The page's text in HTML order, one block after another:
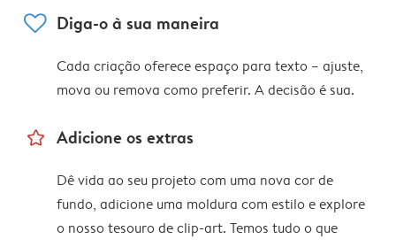
heart Diga-o à sua maneira
Cada criação oferece espaço para texto – ajuste,
mova ou remova como preferir. A decisão é sua.
star_outline Adicione os extras
Dê vida ao seu projeto com uma nova cor de
fundo, adicione uma moldura com estilo e explore
o nosso tesouro de clip-art. Temos tudo o que